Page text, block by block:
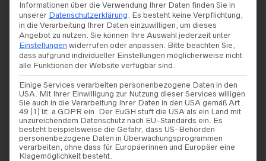
Informationen über die Verwendung Ihrer Daten finden Sie in
unserer Datenschutzerklärung. Es besteht keine Verpflichtung,
in die Verarbeitung Ihrer Daten einzuwilligen, um dieses
Angebot zu nutzen. Sie können Ihre Auswahl jederzeit unter
Einstellungen widerrufen oder anpassen. Bitte beachten Sie,
dass aufgrund individueller Einstellungen möglicherweise nicht
alle Funktionen der Website verfügbar sind.
Einige Services verarbeiten personenbezogene Daten in den
USA. Mit Ihrer Einwilligung zur Nutzung dieser Services willigen
Sie auch in die Verarbeitung Ihrer Daten in den USA gemäß Art.
49 (1) lit. a GDPR ein. Der EuGH stuft die USA als ein Land mit
unzureichendem Datenschutz nach EU-Standards ein. Es
besteht beispielsweise die Gefahr, dass US-Behörden
personenbezogene Daten in Überwachungsprogrammen
verarbeiten, ohne dass für Europäerinnen und Europäer eine
Klagemöglichkeit besteht.